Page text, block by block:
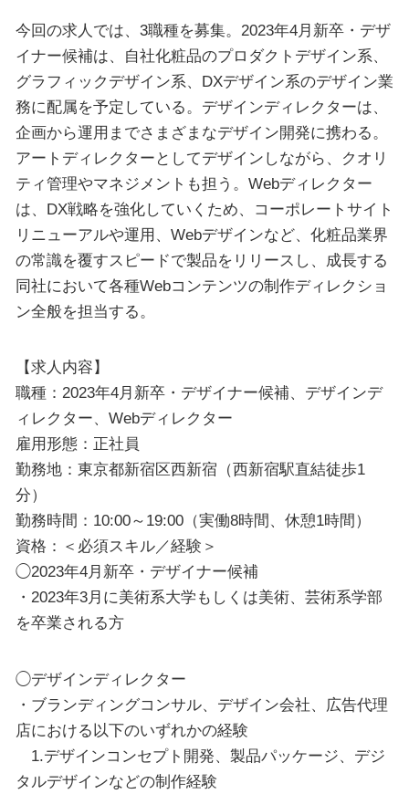
今回の求人では、3職種を募集。2023年4月新卒・デザ
イナー候補は、自社化粧品のプロダクトデザイン系、
グラフィックデザイン系、DXデザイン系のデザイン業
務に配属を予定している。デザインディレクターは、
企画から運用までさまざまなデザイン開発に携わる。
アートディレクターとしてデザインしながら、クオリ
ティ管理やマネジメントも担う。Webディレクター
は、DX戦略を強化していくため、コーポレートサイト
リニューアルや運用、Webデザインなど、化粧品業界
の常識を覆すスピードで製品をリリースし、成長する
同社において各種Webコンテンツの制作ディレクショ
ン全般を担当する。
【求人内容】
職種：2023年4月新卒・デザイナー候補、デザインデ
ィレクター、Webディレクター
雇用形態：正社員
勤務地：東京都新宿区西新宿（西新宿駅直結徒歩1
分）
勤務時間：10:00～19:00（実働8時間、休憩1時間）
資格：＜必須スキル／経験＞
◯2023年4月新卒・デザイナー候補
・2023年3月に美術系大学もしくは美術、芸術系学部
を卒業される方
◯デザインディレクター
・ブランディングコンサル、デザイン会社、広告代理
店における以下のいずれかの経験
1.デザインコンセプト開発、製品パッケージ、デジ
タルデザインなどの制作経験